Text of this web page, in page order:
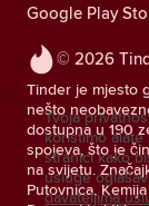
© 2026
Tinder je mjesto
nešto
dostupna u 190
spojeva, što je
na svijetu.
Putovnica,
Google Play
Tvoja
koristimo
stranici kako
usluge
davateljima